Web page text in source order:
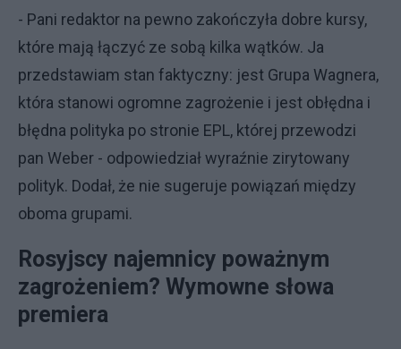
- Pani redaktor na pewno zakończyła dobre kursy,
które mają łączyć ze sobą kilka wątków. Ja
przedstawiam stan faktyczny: jest Grupa Wagnera,
która stanowi ogromne zagrożenie i jest obłędna i
błędna polityka po stronie EPL, której przewodzi
pan Weber - odpowiedział wyraźnie zirytowany
polityk. Dodał, że nie sugeruje powiązań między
oboma grupami.
Rosyjscy najemnicy poważnym
zagrożeniem? Wymowne słowa
premiera